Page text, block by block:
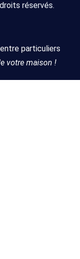
réservés.
particuliers
votre maison !